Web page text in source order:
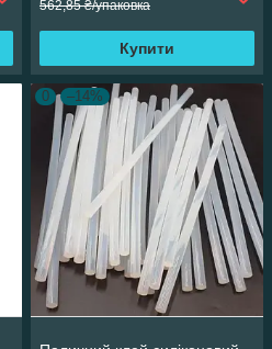
562,85 ₴/упаковка
Купити
0 –14%